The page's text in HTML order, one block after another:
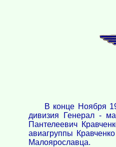
В конце Ноября
дивизия Генерал -
Пантелеевич
авиагруппы
Малоярославца.